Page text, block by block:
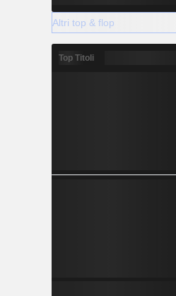
Altri top & flop
Top Titoli